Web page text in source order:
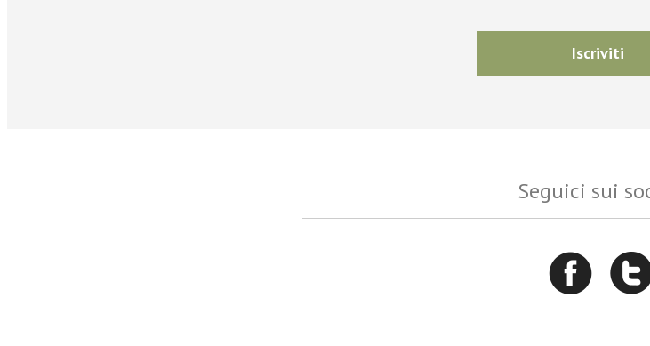
Iscriviti
Seguici sui